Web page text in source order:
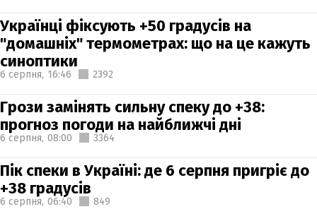
Українці фіксують +50 градусів на
"домашніх" термометрах: що на це кажуть
синоптики
6 серпня, 16:46 2392
Грози замінять сильну спеку до +38:
прогноз погоди на найближчі дні
6 серпня, 08:00 3364
Пік спеки в Україні: де 6 серпня пригріє до
+38 градусів
6 серпня, 06:40 849